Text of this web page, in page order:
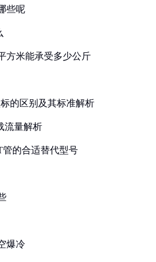
些呢
方米能承受多少公斤
的区别及其标准解析
流量解析
管的合适替代型号
爆冷